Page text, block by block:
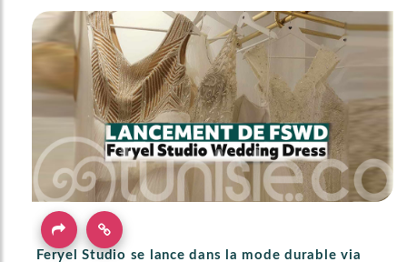
Feryel Studio se lance dans la mode durable via